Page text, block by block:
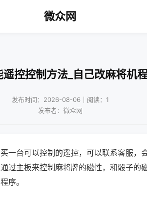
微众网
控控制方法_自己改麻将机
发布时间：2026-08-06｜阅读：1
发布者：微众网
一台可以控制的遥控，可以联系客服，
过主板来控制麻将牌的磁性，和骰子的
序。